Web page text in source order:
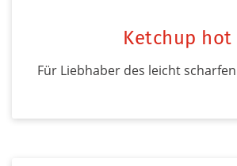
Ketchup hot
Für Liebhaber des leicht